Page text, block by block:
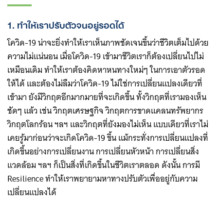
1. ทำให้เราปรับตัวจนอยู่รอดได้
โควิด-19 น่าจะยิ่งทำให้เราเห็นภาพชัดเจนขึ้นว่าชีวิตเต็มไปด้วย
ความไม่แน่นอน เมื่อโควิด-19 เข้ามาชีวิตเราก็ต้องเปลี่ยนไปไม่
เหมือนเดิม ทำให้เราต้องคิดหาหนทางใหม่ๆ ในการเอาตัวรอด
ให้ได้ และต้องไม่ลืมว่าโควิด-19 ไม่ใช่การเปลี่ยนแปลงเดียวที่
เข้ามา ยังมีวิกฤตอีกมากมายที่จะเกิดขึ้น ทั้งวิกฤตที่เรามองเห็น
ชัดๆ แล้ว เช่น วิกฤตเศรษฐกิจ วิกฤตการขาดแคลนทรัพยากร
วิกฤตโลกร้อน ฯลฯ และวิกฤตที่ยังมองไม่เห็น แบบเดียวที่เราไม่
เคยรู้มาก่อนว่าจะเกิดโควิด-19 ขึ้น แม้กระทั่งการเปลี่ยนแปลงที่
เกิดขึ้นอย่างการเปลี่ยนงาน การเปลี่ยนหัวหน้า การเปลี่ยนสิ่ง
แวดล้อม ฯลฯ ก็เป็นสิ่งที่เกิดขึ้นในชีวิตเราตลอด ดังนั้น การมี
Resilience ทำให้เราพยายามหาทางปรับตัวเพื่ออยู่กับความ
เปลี่ยนแปลงได้